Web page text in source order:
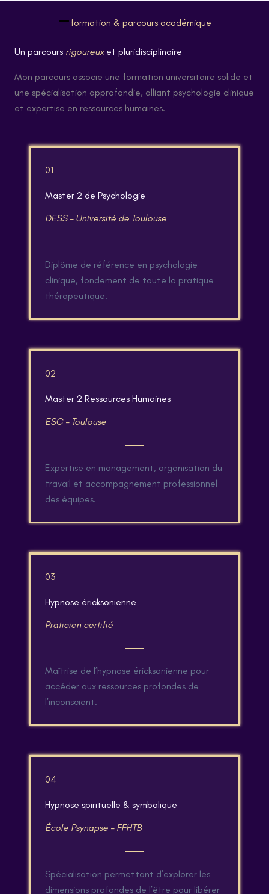
formation & parcours académique
Un parcours rigoureuxet pluridisciplinaire
Mon parcours associe une formation universitaire solide et
une spécialisation approfondie, alliant psychologie clinique
et expertise en ressources humaines.
01
Master 2 de Psychologie
DESS – Université de Toulouse
Diplôme de référence en psychologie
clinique, fondement de toute la pratique
thérapeutique.
02
Master 2 Ressources Humaines
ESC – Toulouse
Expertise en management, organisation du
travail et accompagnement professionnel
des équipes.
03
Hypnose éricksonienne
Praticien certifié
Maîtrise de l’hypnose éricksonienne pour
accéder aux ressources profondes de
l’inconscient.
04
Hypnose spirituelle & symbolique
École Psynapse – FFHTB
Spécialisation permettant d’explorer les
dimensions profondes de l’être pour libérer